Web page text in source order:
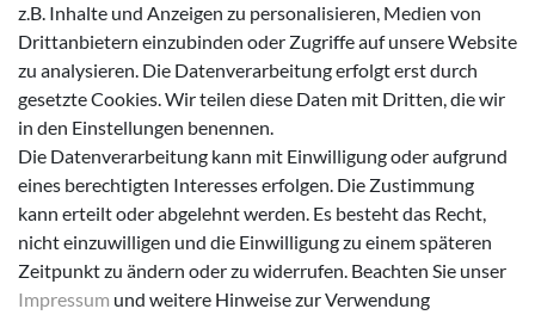
Zahlungsmöglichkeiten
Versanddienstleister
z.B. Inhalte und Anzeigen zu personalisieren, Medien von
Drittanbietern einzubinden oder Zugriffe auf unsere Website
zu analysieren. Die Datenverarbeitung erfolgt erst durch
gesetzte Cookies. Wir teilen diese Daten mit Dritten, die wir
in den Einstellungen benennen.
Die Datenverarbeitung kann mit Einwilligung oder aufgrund
eines berechtigten Interesses erfolgen. Die Zustimmung
kann erteilt oder abgelehnt werden. Es besteht das Recht,
nicht einzuwilligen und die Einwilligung zu einem späteren
Zeitpunkt zu ändern oder zu widerrufen. Beachten Sie unser
Impressum und weitere Hinweise zur Verwendung